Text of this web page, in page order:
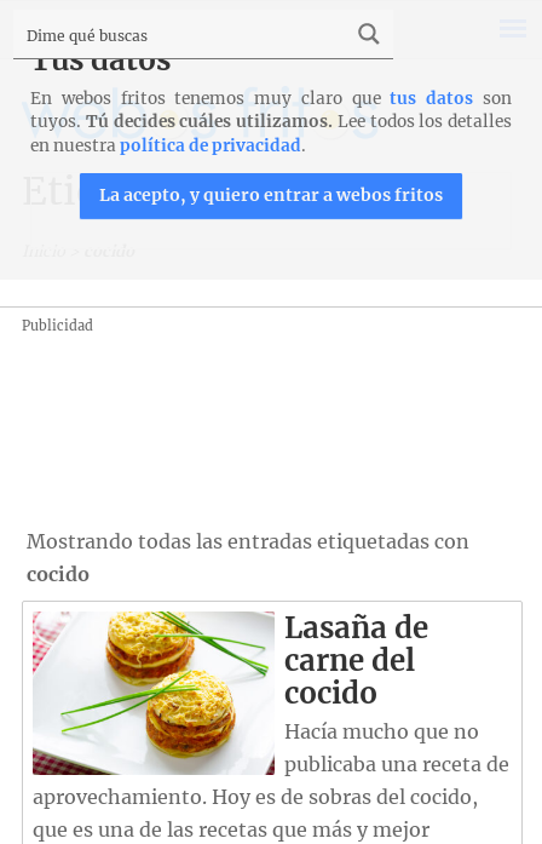
Etiqueta: cocido
Publicidad
Mostrando todas las entradas etiquetadas con
cocido
Lasaña de
carne del
cocido
Hacía mucho que no
publicaba una receta de
aprovechamiento. Hoy es de sobras del cocido,
que es una de las recetas que más y mejor
Tus datos
En webos fritos tenemos muy claro quetus datos son
tuyos. Tú decides cuáles utilizamos. Lee todos los detalles
en nuestrapolítica de privacidad.
La acepto, y quiero entrar a webos fritos